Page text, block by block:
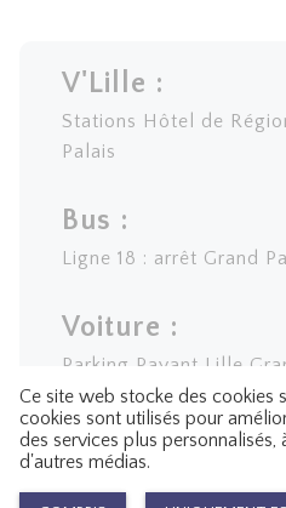
V'Lille :
Stations Hôtel de
Palais
Bus :
Ligne 18 : arrêt Grand
Voiture :
Parking Payant Lille
Ce site web stocke des cookies
cookies sont utilisés pour
des services plus personnalisés,
d'autres médias.
Powered by